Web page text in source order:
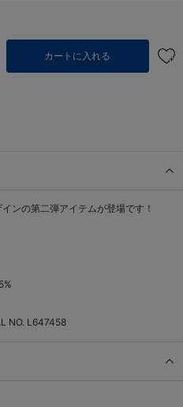
カートに入れる
ンの第二弾アイテムが登場です！
NO. L647458